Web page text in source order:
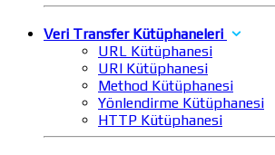
Veri Transfer Kütüphaneleri
URL Kütüphanesi
URI Kütüphanesi
Method Kütüphanesi
Yönlendirme Kütüphanesi
HTTP Kütüphanesi